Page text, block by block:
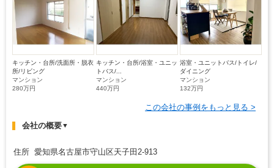
キッチン・台所/洗面所・脱衣
所/リビング
マンション
280万円
キッチン・台所/浴室・ユニッ
トバス/...
マンション
440万円
浴室・ユニットバス/トイレ/
ダイニング
マンション
132万円
この会社の事例をもっと見る >
会社の概要▼
住所 愛知県名古屋市守山区天子田2-913